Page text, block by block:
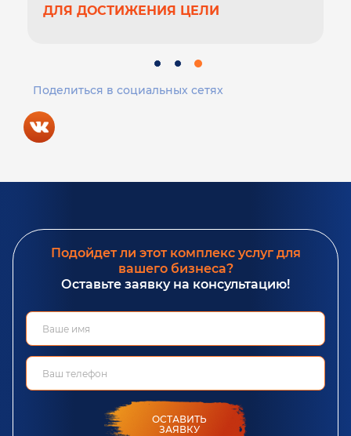
ДЛЯ ДОСТИЖЕНИЯ ЦЕЛИ
Поделиться в социальных сетях
Подойдет ли этот комплекс услуг для
вашего бизнеса?
Оставьте заявку на консультацию!
ОСТАВИТЬ
ЗАЯВКУ